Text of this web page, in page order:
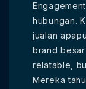
hubungan.
jualan
brand
relatable,
Mereka